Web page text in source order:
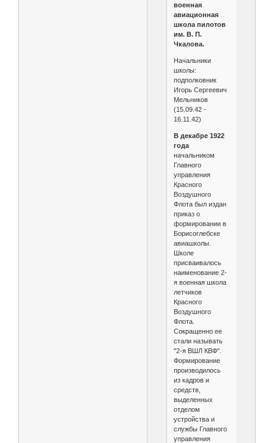
военная
авиационная
школа пилотов
им. В. П.
Чкалова.
Начальники
школы:
подполковник
Игорь Сергеевич
Мельников
(15.09.42 -
16.11.42)
В декабре 1922
года
начальником
Главного
управления
Красного
Воздушного
Флота был издан
приказ о
формировании в
Борисоглебске
авиашколы.
Школе
присваивалось
наименование 2-
я военная школа
летчиков
Красного
Воздушного
Флота.
Сокращенно ее
стали называть
"2-я ВШЛ КВФ".
Формирование
производилось
из кадров и
средств,
выделенных
отделом
устройства и
службы Главного
управления